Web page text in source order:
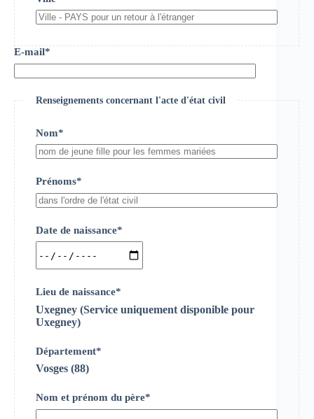
E-mail*
Renseignements concernant l'acte d'état civil
Nom*
Prénoms*
Date de naissance*
Lieu de naissance*
Uxegney (Service uniquement disponible pour
Uxegney)
Département*
Vosges (88)
Nom et prénom du père*